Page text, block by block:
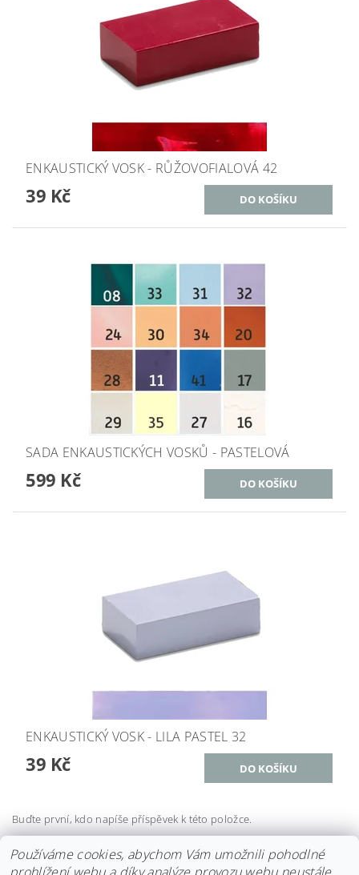
ENKAUSTICKÝ VOSK - RŮŽOVOFIALOVÁ 42
39 Kč
SADA ENKAUSTICKÝCH VOSKŮ - PASTELOVÁ
599 Kč
ENKAUSTICKÝ VOSK - LILA PASTEL 32
39 Kč
Buďte první, kdo napíše příspěvek k této položce.
Přidat komentář
Používáme cookies, abychom Vám umožnili pohodlné